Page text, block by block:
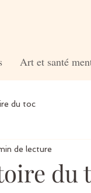
Art et santé
du toc
du
de lecture